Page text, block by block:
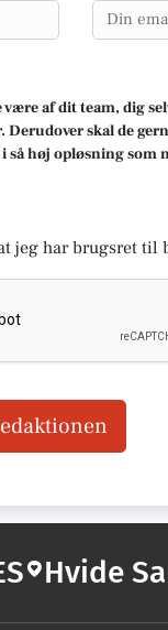
af dit team, dig
Derudover skal de
så høj opløsning som
jeg har brugsret til
Hvide